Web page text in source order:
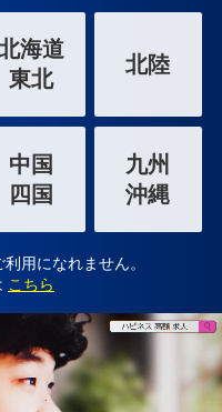
海道
東北
北陸
中国
四国
九州
沖縄
用になれません。
こちら